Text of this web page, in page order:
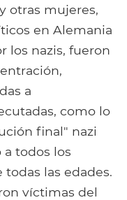
otras mujeres,
en Alemania
los nazis, fueron
a
como lo
final" nazi
todos los
las edades.
víctimas del